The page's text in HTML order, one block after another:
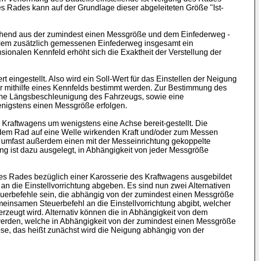
kann auf der Grundlage dieser abgeleiteten Größe "Ist-
aus der zumindest einen Messgröße und dem Einfederweg -
zusätzlich gemessenen Einfederweg insgesamt ein
Kennfeld erhöht sich die Exaktheit der Verstellung der
eingestellt. Also wird ein Soll-Wert für das Einstellen der Neigung
eines Kennfelds bestimmt werden. Zur Bestimmung des
Längsbeschleunigung des Fahrzeugs, sowie eine
einen Messgröße erfolgen.
um wenigstens eine Achse bereit-gestellt. Die
Rad auf eine Welle wirkenden Kraft und/oder zum Messen
außerdem einen mit der Messeinrichtung gekoppelte
ist dazu ausgelegt, in Abhängigkeit von jeder Messgröße
Rades bezüglich einer Karosserie des Kraftwagens ausgebildet
die Einstellvorrichtung abgeben. Es sind nun zwei Alternativen
sein, die abhängig von der zumindest einen Messgröße
Steuerbefehl an die Einstellvorrichtung abgibt, welcher
wird. Alternativ können die in Abhängigkeit von dem
welche in Abhängigkeit von der zumindest einen Messgröße
das heißt zunächst wird die Neigung abhängig von der